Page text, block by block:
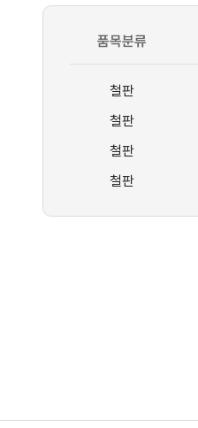
품목분류
철판
철판
철판
철판